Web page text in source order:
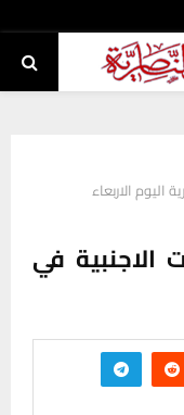
اليوم الاربعاء
الاجنبية في